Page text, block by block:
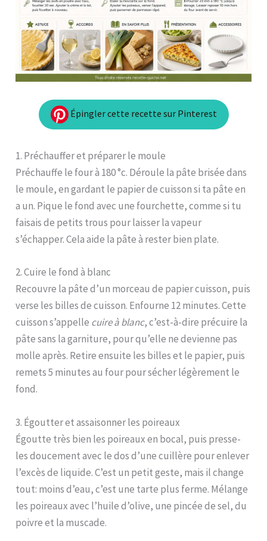
Épingler cette recette sur Pinterest
1. Préchauffer et préparer le moule
Préchauffe le four à 180 °c. Déroule la pâte brisée dans
le moule, en gardant le papier de cuisson si ta pâte en
a un. Pique le fond avec une fourchette, comme si tu
faisais de petits trous pour laisser la vapeur
s’échapper. Cela aide la pâte à rester bien plate.
2. Cuire le fond à blanc
Recouvre la pâte d’un morceau de papier cuisson, puis
verse les billes de cuisson. Enfourne 12 minutes. Cette
cuisson s’appelle cuire à blanc, c’est-à-dire précuire la
pâte sans la garniture, pour qu’elle ne devienne pas
molle après. Retire ensuite les billes et le papier, puis
remets 5 minutes au four pour sécher légèrement le
fond.
3. Égoutter et assaisonner les poireaux
Égoutte très bien les poireaux en bocal, puis presse-
les doucement avec le dos d’une cuillère pour enlever
l’excès de liquide. C’est un petit geste, mais il change
tout: moins d’eau, c’est une tarte plus ferme. Mélange
les poireaux avec l’huile d’olive, une pincée de sel, du
poivre et la muscade.